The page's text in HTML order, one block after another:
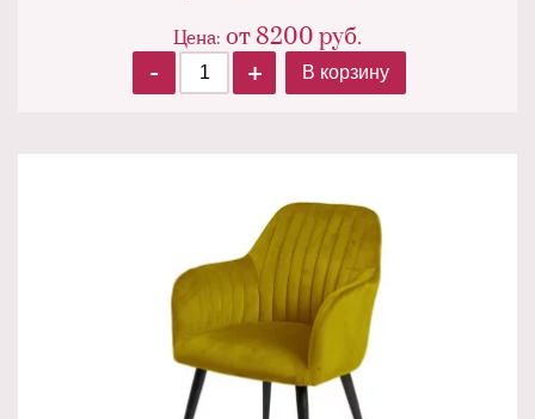
Цена: от 8200 руб.
-
+ В корзину